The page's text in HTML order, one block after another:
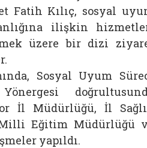
Fatih Kılıç, sosyal
ilişkin
üzere bir dizi
Sosyal Uyum
Yönergesi
İl Müdürlüğü, İl
Eğitim Müdürlüğü
yapıldı.